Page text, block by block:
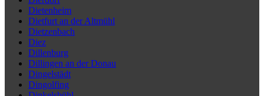
Dietenheim
Dietfurt an der Altmühl
Dietzenbach
Diez
Dillenburg
Dillingen an der Donau
Dingelstädt
Dingolfing